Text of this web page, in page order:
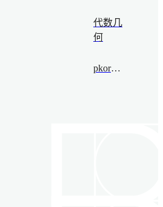
代数几
何
pkoroteev@bimsa.cn